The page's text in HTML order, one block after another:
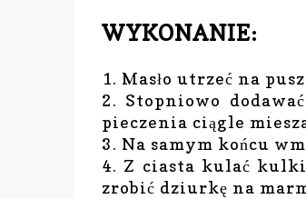
WYKONANIE:
1. Masło utrzeć na
2. Stopniowo
pieczenia ciągle
3. Na samym końcu
4. Z ciasta kulać
zrobić dziurkę na